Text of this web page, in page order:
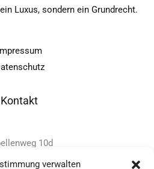
verwalten
Luxus, sondern ein Grundrecht.
Kontakt
10d
Windorf